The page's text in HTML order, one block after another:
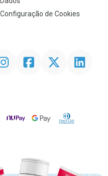
Configuração de Cookies
FacebookTwitter Linkedin
NuPay Google PayDiners Club